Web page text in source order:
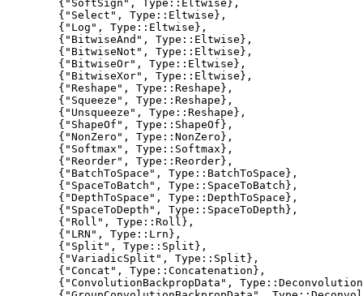
        {"SoftSign", Type::Eltwise},
        {"Select", Type::Eltwise},
        {"Log", Type::Eltwise},
        {"BitwiseAnd", Type::Eltwise},
        {"BitwiseNot", Type::Eltwise},
        {"BitwiseOr", Type::Eltwise},
        {"BitwiseXor", Type::Eltwise},
        {"Reshape", Type::Reshape},
        {"Squeeze", Type::Reshape},
        {"Unsqueeze", Type::Reshape},
        {"ShapeOf", Type::ShapeOf},
        {"NonZero", Type::NonZero},
        {"Softmax", Type::Softmax},
        {"Reorder", Type::Reorder},
        {"BatchToSpace", Type::BatchToSpace},
        {"SpaceToBatch", Type::SpaceToBatch},
        {"DepthToSpace", Type::DepthToSpace},
        {"SpaceToDepth", Type::SpaceToDepth},
        {"Roll", Type::Roll},
        {"LRN", Type::Lrn},
        {"Split", Type::Split},
        {"VariadicSplit", Type::Split},
        {"Concat", Type::Concatenation},
{"ConvolutionBackpropData",